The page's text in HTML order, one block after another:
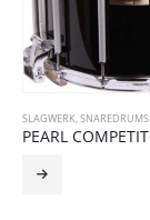
SLAGWERK,SNAREDRUMS